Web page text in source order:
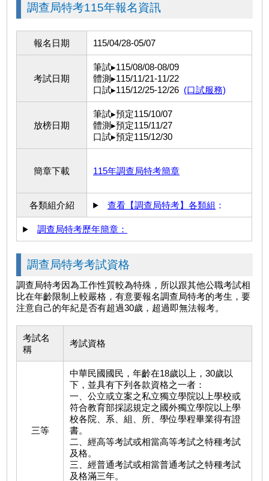
調查局特考115年報名資訊
報名日期 115/04/28-05/07
考試日期
筆試▸115/08/08-08/09
體測▸115/11/21-11/22
口試▸115/12/25-12/26 (口試服務)
放榜日期
筆試▸預定115/10/07
體測▸預定115/11/27
口試▸預定115/12/30
簡章下載 115年調查局特考簡章
各類組介紹 查看【調查局特考】各類組 ：
調查局特考歷年簡章：
調查局特考考試資格
調查局特考因為工作性質較為特殊，所以跟其他公職考試相
比在年齡限制上較嚴格，有意要報名調查局特考的考生，要
注意自己的年紀是否有超過30歲，超過即無法報考。
考試名
稱
考試資格
三等
中華民國國民，年齡在18歲以上，30歲以
下，並具有下列各款資格之一者：
一、公立或立案之私立獨立學院以上學校或
符合教育部採認規定之國外獨立學院以上學
校各院、系、組、所、學位學程畢業得有證
書。
二、經高等考試或相當高等考試之特種考試
及格。
三、經普通考試或相當普通考試之特種考試
及格滿三年。